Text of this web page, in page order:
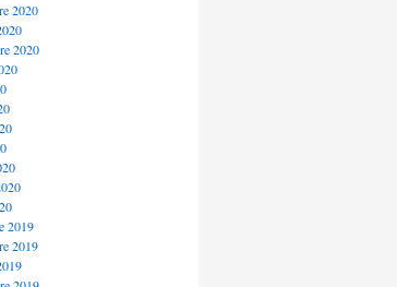
2020
2020
2019
2019